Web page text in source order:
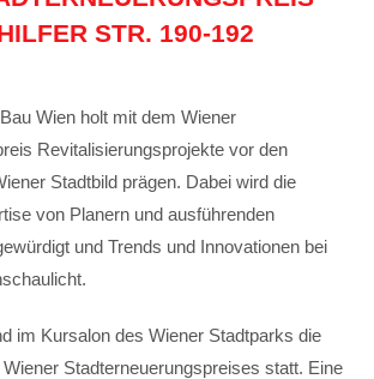
STR. 190-192
Wien holt mit dem Wiener
Revitalisierungsprojekte vor den
Stadtbild prägen. Dabei wird die
von Planern und ausführenden
und Trends und Innovationen bei
im Kursalon des Wiener Stadtparks die
Stadterneuerungspreises statt. Eine